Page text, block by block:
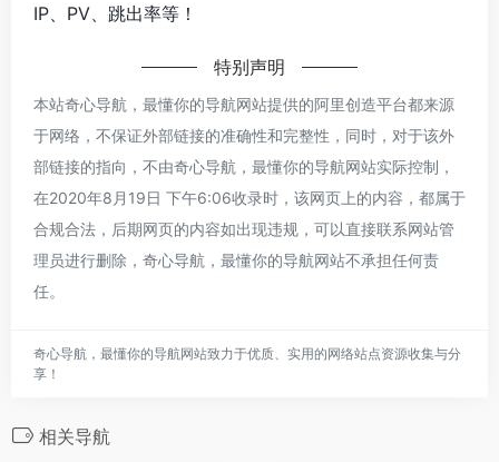
IP、PV、跳出率等！
特别声明
本站奇心导航，最懂你的导航网站提供的阿里创造平台都来源
于网络，不保证外部链接的准确性和完整性，同时，对于该外
部链接的指向，不由奇心导航，最懂你的导航网站实际控制，
在2020年8月19日 下午6:06收录时，该网页上的内容，都属于
合规合法，后期网页的内容如出现违规，可以直接联系网站管
理员进行删除，奇心导航，最懂你的导航网站不承担任何责
任。
奇心导航，最懂你的导航网站致力于优质、实用的网络站点资源收集与分
享！
相关导航